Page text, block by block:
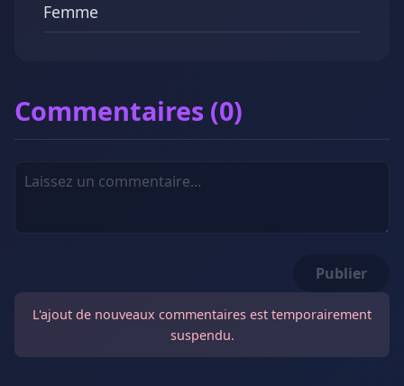
Femme
Commentaires (0)
Publier
L'ajout de nouveaux commentaires est temporairement
suspendu.